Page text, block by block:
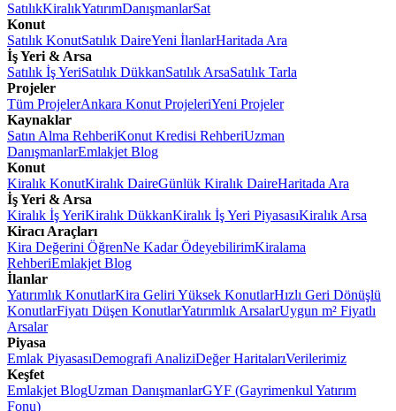
SatılıkKiralıkYatırımDanışmanlarSat
Konut
Satılık KonutSatılık DaireYeni İlanlarHaritada Ara
İş Yeri & Arsa
Satılık İş YeriSatılık DükkanSatılık ArsaSatılık Tarla
Projeler
Tüm ProjelerAnkara Konut ProjeleriYeni Projeler
Kaynaklar
Satın Alma RehberiKonut Kredisi RehberiUzman
DanışmanlarEmlakjet Blog
Konut
Kiralık KonutKiralık DaireGünlük Kiralık DaireHaritada Ara
İş Yeri & Arsa
Kiralık İş YeriKiralık DükkanKiralık İş Yeri PiyasasıKiralık Arsa
Kiracı Araçları
Kira Değerini ÖğrenNe Kadar ÖdeyebilirimKiralama
RehberiEmlakjet Blog
İlanlar
Yatırımlık KonutlarKira Geliri Yüksek KonutlarHızlı Geri Dönüşlü
KonutlarFiyatı Düşen KonutlarYatırımlık ArsalarUygun m² Fiyatlı
Arsalar
Piyasa
Emlak PiyasasıDemografi AnaliziDeğer HaritalarıVerilerimiz
Keşfet
Emlakjet BlogUzman DanışmanlarGYF (Gayrimenkul Yatırım
Fonu)